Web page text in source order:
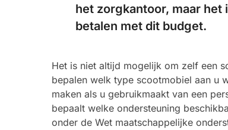
het zorgkantoor, maar
betalen met dit budget.
Het is niet altijd mogelijk om zelf een
bepalen welk type scootmobiel aan u
maken als u gebruikmaakt van een
bepaalt welke ondersteuning
onder de Wet maatschappelijke